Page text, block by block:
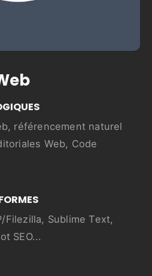
référencement naturel
Web, Code
Filezilla, Sublime Text,
SEO...